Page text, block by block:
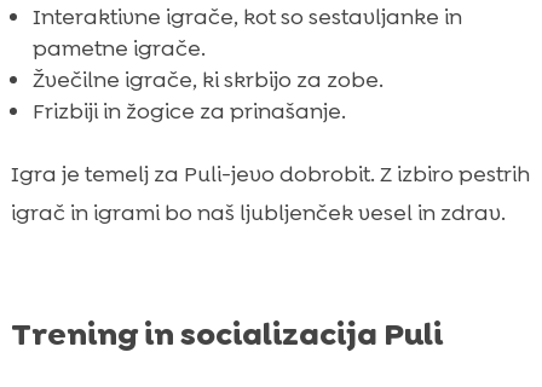
Interaktivne igrače, kot so sestavljanke in
pametne igrače.
Žvečilne igrače, ki skrbijo za zobe.
Frizbiji in žogice za prinašanje.
Igra je temelj za Puli-jevo dobrobit. Z izbiro pestrih
igrač in igrami bo naš ljubljenček vesel in zdrav.
Trening in socializacija Puli